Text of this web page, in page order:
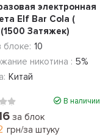
электронная
Elf Bar Cola (
Затяжек)
блоке: 10
никотина : 5%
Китай
В наличии
за блок
грн/за штуку